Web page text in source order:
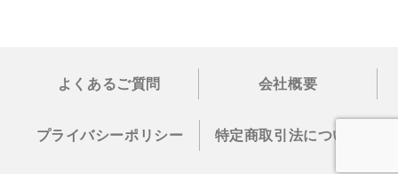
よくあるご質問 会社概要
プライバシーポリシー 特定商取引法について